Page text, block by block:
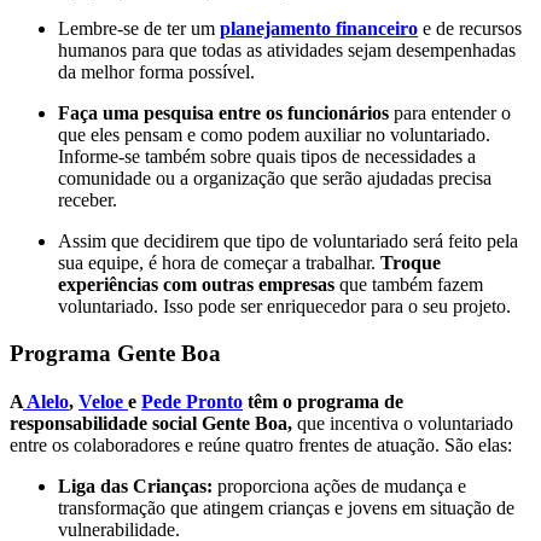
Lembre-se de ter um planejamento financeiro e de recursos
humanos para que todas as atividades sejam desempenhadas
da melhor forma possível.
Faça uma pesquisa entre os funcionários para entender o
que eles pensam e como podem auxiliar no voluntariado.
Informe-se também sobre quais tipos de necessidades a
comunidade ou a organização que serão ajudadas precisa
receber.
Assim que decidirem que tipo de voluntariado será feito pela
sua equipe, é hora de começar a trabalhar. Troque
experiências com outras empresas que também fazem
voluntariado. Isso pode ser enriquecedor para o seu projeto.
Programa Gente Boa
A Alelo, Veloe e Pede Pronto têm o programa de
responsabilidade social Gente Boa, que incentiva o voluntariado
entre os colaboradores e reúne quatro frentes de atuação. São elas:
Liga das Crianças: proporciona ações de mudança e
transformação que atingem crianças e jovens em situação de
vulnerabilidade.